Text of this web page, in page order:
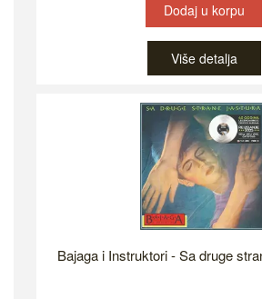
Dodaj u korpu
Više detalja
Bajaga i Instruktori - Sa druge